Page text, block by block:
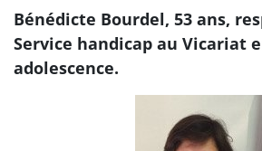
Bénédicte Bourdel, 53 ans,
Service handicap au Vicariat
adolescence.